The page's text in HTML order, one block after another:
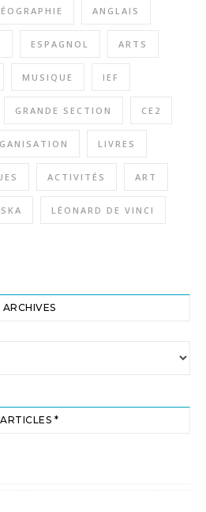
ANGLAIS
ESPAGNOL ARTS
MUSIQUE IEF
GRANDE SECTION CE2
LIVRES
ACTIVITÉS ART
LÉONARD DE VINCI
ARCHIVES
ARTICLES *